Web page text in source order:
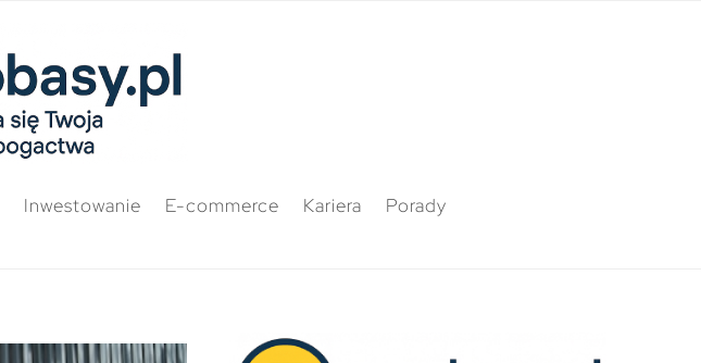
Inwestowanie E-commerce Kariera Porady